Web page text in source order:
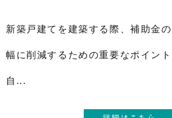
新築戸建てを建築する際、補助金
幅に削減するための重要なポイン
自...